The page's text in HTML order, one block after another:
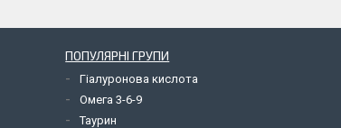
ПОПУЛЯРНІ ГРУПИ
Гіалуронова кислота
Омега 3-6-9
Таурин